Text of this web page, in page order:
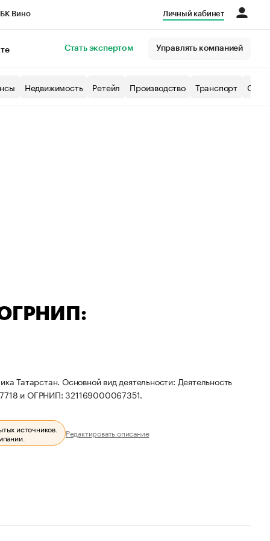
Вино Личный кабинет
Стать экспертом Управлять компанией
Недвижимость Ретейл Производство Транспорт
ОГРНИП:
Татарстан. Основной вид деятельности: Деятельность
и ОГРНИП: 321169000067351.
источников.
Редактировать описание